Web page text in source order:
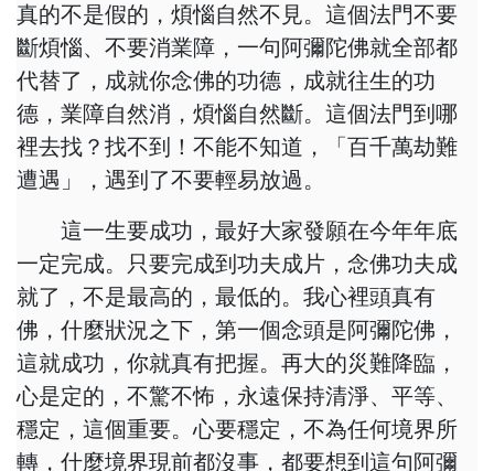
真的不是假的，煩惱自然不見。這個法門不要
斷煩惱、不要消業障，一句阿彌陀佛就全部都
代替了，成就你念佛的功德，成就往生的功
德，業障自然消，煩惱自然斷。這個法門到哪
裡去找？找不到！不能不知道，「百千萬劫難
遭遇」，遇到了不要輕易放過。
這一生要成功，最好大家發願在今年年底
一定完成。只要完成到功夫成片，念佛功夫成
就了，不是最高的，最低的。我心裡頭真有
佛，什麼狀況之下，第一個念頭是阿彌陀佛，
這就成功，你就真有把握。再大的災難降臨，
心是定的，不驚不怖，永遠保持清淨、平等、
穩定，這個重要。心要穩定，不為任何境界所
轉，什麼境界現前都沒事，都要想到這句阿彌